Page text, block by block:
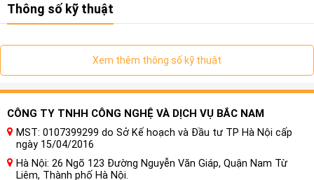
Lợi ích khi lắp đặt
Cửa hít ô tô cho xe Mercedes
GLC 200
Khiến chiếc xe hoạt động nhẹ nhàng, êm ái và an toàn
hơn. Việc đóng cửa hết sức dễ dàng, chỉ cần đẩy nhẹ là
Thông số kỹ thuật
Xem thêm thông số kỹ thuật
CÔNG TY TNHH CÔNG NGHỆ VÀ DỊCH VỤ BẮC NAM
MST: 0107399299 do Sở Kế hoạch và Đầu tư TP Hà Nội cấp
ngày 15/04/2016
Hà Nội: 26 Ngõ 123 Đường Nguyễn Văn Giáp, Quận Nam Từ
Liêm, Thành phố Hà Nội.